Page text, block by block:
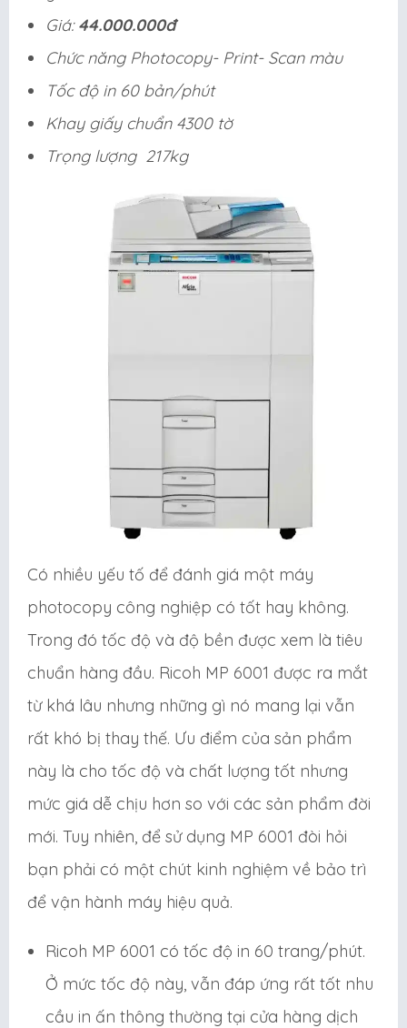
Giá:44.000.000đ
Chức năng Photocopy- Print- Scan màu
Tốc độ in 60 bản/phút
Khay giấy chuẩn 4300 tờ
Trọng lượng 217kg
Có nhiều yếu tố để đánh giá một máy
photocopy công nghiệp có tốt hay không.
Trong đó tốc độ và độ bền được xem là tiêu
chuẩn hàng đầu. Ricoh MP 6001 được ra mắt
từ khá lâu nhưng những gì nó mang lại vẫn
rất khó bị thay thế. Ưu điểm của sản phẩm
này là cho tốc độ và chất lượng tốt nhưng
mức giá dễ chịu hơn so với các sản phẩm đời
mới. Tuy nhiên, để sử dụng MP 6001 đòi hỏi
bạn phải có một chút kinh nghiệm về bảo trì
để vận hành máy hiệu quả.
Ricoh MP 6001 có tốc độ in 60 trang/phút.
Ở mức tốc độ này, vẫn đáp ứng rất tốt nhu
cầu in ấn thông thường tại cửa hàng dịch